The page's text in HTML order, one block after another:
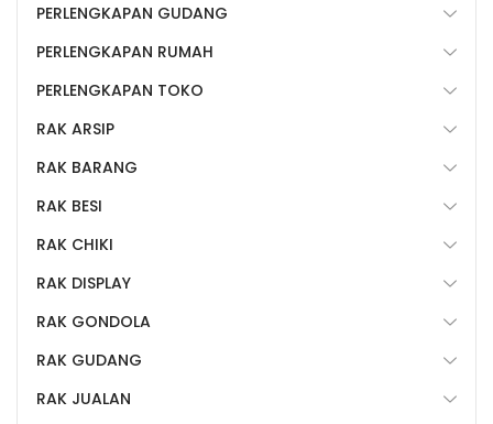
PERLENGKAPAN GUDANG
PERLENGKAPAN RUMAH
PERLENGKAPAN TOKO
RAK ARSIP
RAK BARANG
RAK BESI
RAK CHIKI
RAK DISPLAY
RAK GONDOLA
RAK GUDANG
RAK JUALAN